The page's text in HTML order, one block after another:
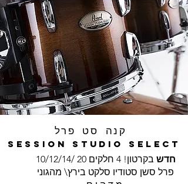
קנה סט פרל
Session Studio Select
חדש
פרל סשן סטודיו סלקט בירץ\ מהגוני